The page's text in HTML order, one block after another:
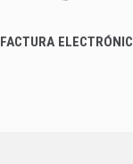
FACTURA